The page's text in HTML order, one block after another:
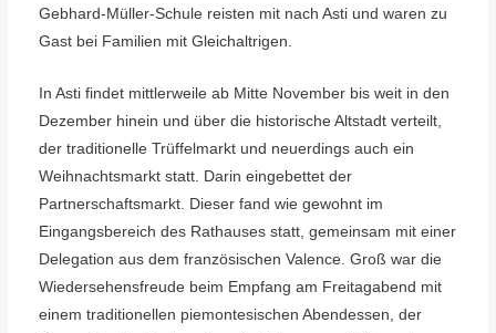
Gebhard-Müller-Schule reisten mit nach Asti und waren zu
Gast bei Familien mit Gleichaltrigen.
In Asti findet mittlerweile ab Mitte November bis weit in den
Dezember hinein und über die historische Altstadt verteilt,
der traditionelle Trüffelmarkt und neuerdings auch ein
Weihnachtsmarkt statt. Darin eingebettet der
Partnerschaftsmarkt. Dieser fand wie gewohnt im
Eingangsbereich des Rathauses statt, gemeinsam mit einer
Delegation aus dem französischen Valence. Groß war die
Wiedersehensfreude beim Empfang am Freitagabend mit
einem traditionellen piemontesischen Abendessen, der